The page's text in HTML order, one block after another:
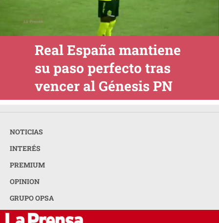
Real España mantiene
su paso perfecto tras
vencer al Génesis PN
NOTICIAS
INTERÉS
PREMIUM
OPINION
GRUPO OPSA